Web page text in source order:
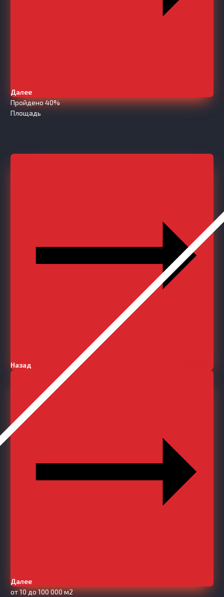
Далее
Пройдено 40%
Площадь
Назад
Далее
от 10 до 100 000 м2